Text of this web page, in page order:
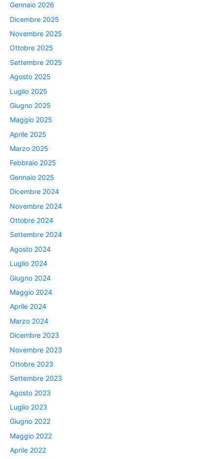
Gennaio 2026
Dicembre 2025
Novembre 2025
Ottobre 2025
Settembre 2025
Agosto 2025
Luglio 2025
Giugno 2025
Maggio 2025
Aprile 2025
Marzo 2025
Febbraio 2025
Gennaio 2025
Dicembre 2024
Novembre 2024
Ottobre 2024
Settembre 2024
Agosto 2024
Luglio 2024
Giugno 2024
Maggio 2024
Aprile 2024
Marzo 2024
Dicembre 2023
Novembre 2023
Ottobre 2023
Settembre 2023
Agosto 2023
Luglio 2023
Giugno 2022
Maggio 2022
Aprile 2022